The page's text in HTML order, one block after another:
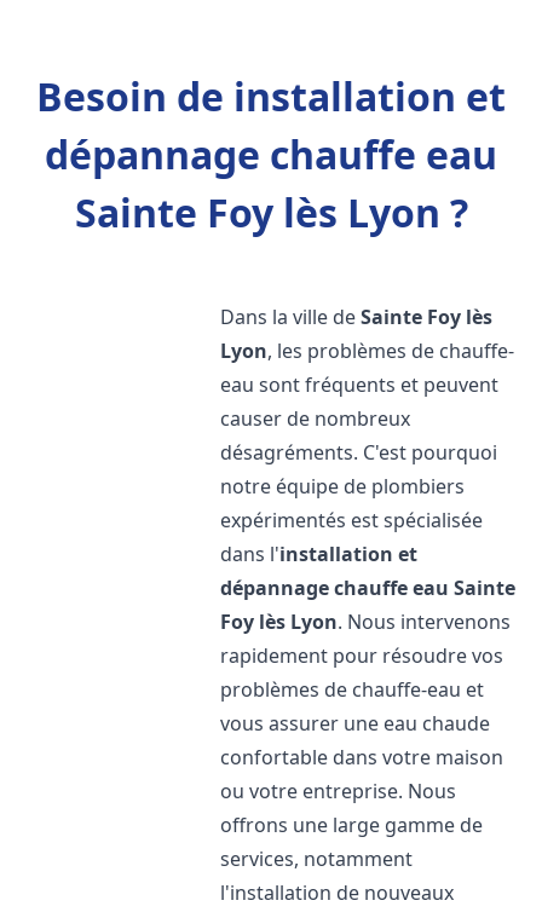
Besoin de installation et
dépannage chauffe eau
Sainte Foy lès Lyon ?
Dans la ville deSainte Foy lès
Lyon, les problèmes de chauffe-
eau sont fréquents et peuvent
causer de nombreux
désagréments. C'est pourquoi
notre équipe de plombiers
expérimentés est spécialisée
dans l'installation et
dépannage chauffe eau Sainte
Foy lès Lyon. Nous intervenons
rapidement pour résoudre vos
problèmes de chauffe-eau et
vous assurer une eau chaude
confortable dans votre maison
ou votre entreprise. Nous
offrons une large gamme de
services, notamment
l'installation de nouveaux